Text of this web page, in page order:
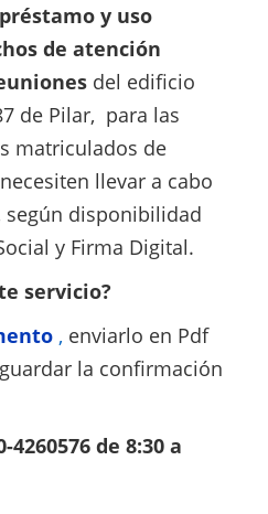
préstamo y uso
de atención
del edificio
de Pilar, para las
matriculados de
llevar a cabo
según disponibilidad
y Firma Digital.
servicio?
, enviarlo en Pdf
la confirmación
4260576 de 8:30 a